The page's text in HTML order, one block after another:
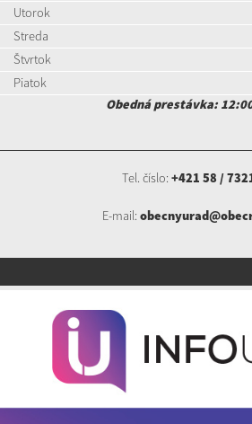
Utorok
Streda
Štvrtok
Piatok
Obedná prestávka:
Tel. číslo: +421 58 /
E-mail: